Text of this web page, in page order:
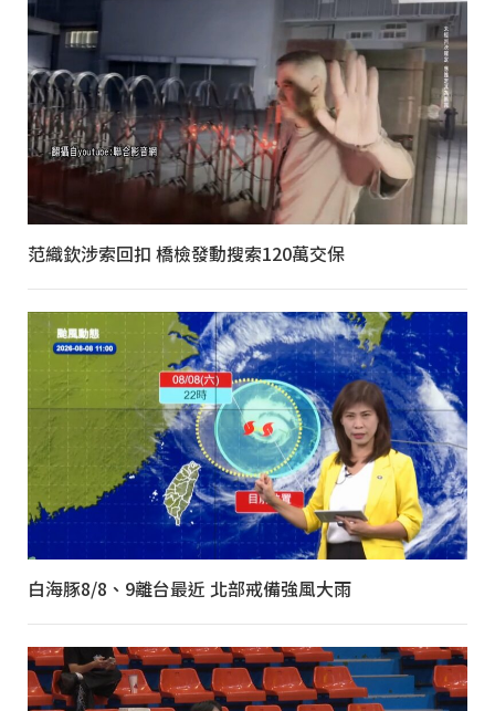
范織欽涉索回扣 橋檢發動搜索120萬交保
白海豚8/8、9離台最近 北部戒備強風大雨